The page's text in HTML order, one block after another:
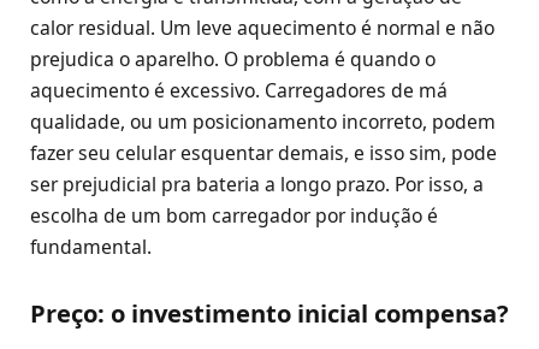
calor residual. Um leve aquecimento é normal e não
prejudica o aparelho. O problema é quando o
aquecimento é excessivo. Carregadores de má
qualidade, ou um posicionamento incorreto, podem
fazer seu celular esquentar demais, e isso sim, pode
ser prejudicial pra bateria a longo prazo. Por isso, a
escolha de um bom carregador por indução é
fundamental.
Preço: o investimento inicial compensa?